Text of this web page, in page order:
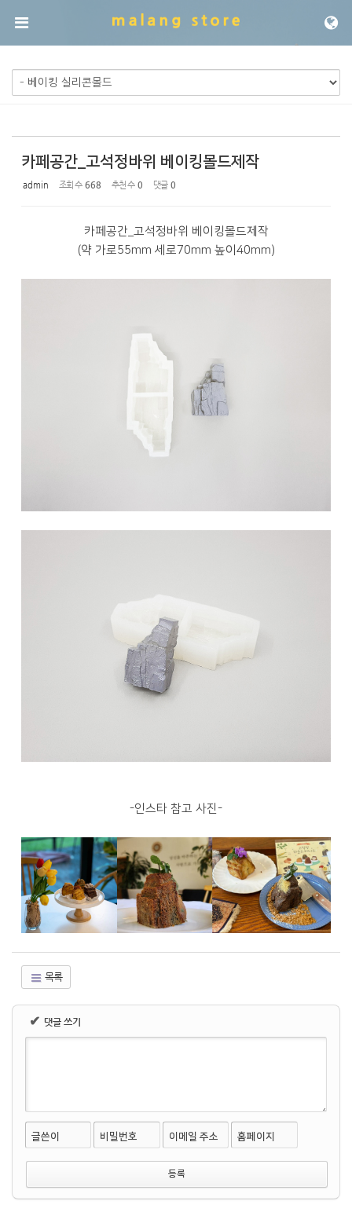
메뉴 건너뛰기
카페공간_고석정바위 베이킹몰드제작
admin 조회 수 668 추천 수 0 댓글 0
카페공간_고석정바위 베이킹몰드제작
(약 가로55mm 세로70mm 높이40mm)
-인스타 참고 사진-
목록
✔ 댓글 쓰기
글쓴이 비밀번호 이메일 주소 홈페이지